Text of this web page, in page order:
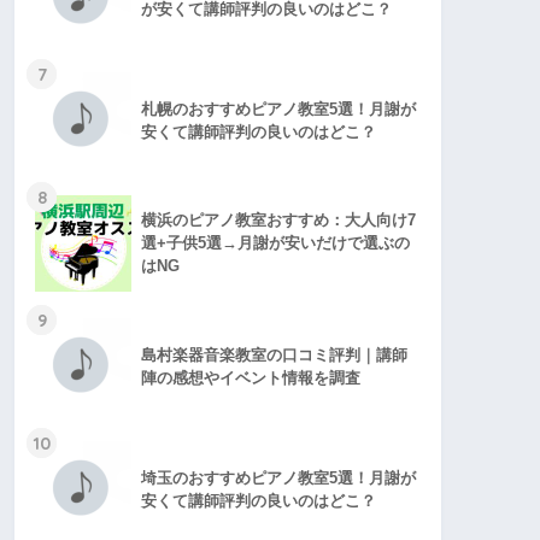
が安くて講師評判の良いのはどこ？
7
札幌のおすすめピアノ教室5選！月謝が
安くて講師評判の良いのはどこ？
8
横浜のピアノ教室おすすめ：大人向け7
選+子供5選→月謝が安いだけで選ぶの
はNG
9
島村楽器音楽教室の口コミ評判｜講師
陣の感想やイベント情報を調査
10
埼玉のおすすめピアノ教室5選！月謝が
安くて講師評判の良いのはどこ？